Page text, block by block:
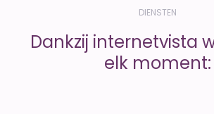
DIENSTEN
Dankzij internetvista
elk moment: